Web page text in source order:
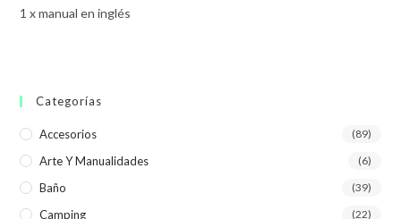
1 x manual en inglés
Categorías
Accesorios (89)
Arte Y Manualidades (6)
Baño (39)
Camping (22)